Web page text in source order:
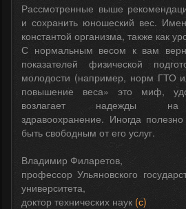
Рассмотренные выше
и сохранить юношеский вес.
константой организма, также как
С нормальным весом к вам
показателей физической
молодости (например, норм ГТО
повышение веса» это миф,
возлагает надежды на
здравоохранение. Иногда
быть свободным от его услуг.
Владимир Филаретов,
профессор Ульяновского
университета,
доктор технических наук (с)